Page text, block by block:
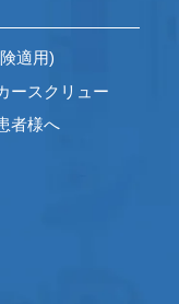
適用)
ースクリュー
者様へ